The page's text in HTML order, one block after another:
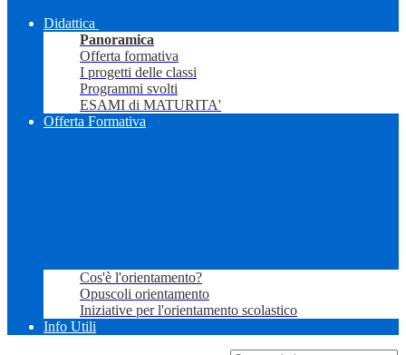
Didattica
Panoramica
Offerta formativa
I progetti delle classi
Programmi svolti
ESAMI di MATURITA'
Offerta Formativa
Cos'è l'orientamento?
Opuscoli orientamento
Iniziative per l'orientamento scolastico
Info Utili